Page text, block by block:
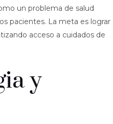
un problema de salud
pacientes. La meta es lograr
acceso a cuidados de
y